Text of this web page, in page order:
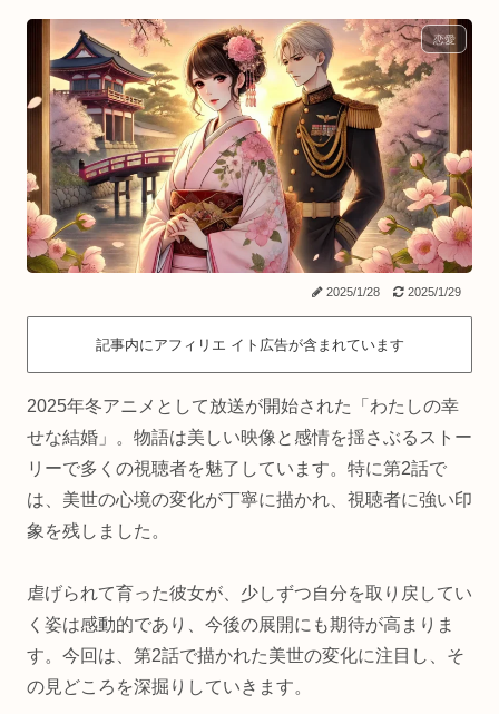
恋愛
2025/1/28 2025/1/29
記事内にアフィリエ イト広告が含まれています
2025年冬アニメとして放送が開始された「わたしの幸
せな結婚」。物語は美しい映像と感情を揺さぶるストー
リーで多くの視聴者を魅了しています。特に第2話で
は、美世の心境の変化が丁寧に描かれ、視聴者に強い印
象を残しました。
虐げられて育った彼女が、少しずつ自分を取り戻してい
く姿は感動的であり、今後の展開にも期待が高まりま
す。今回は、第2話で描かれた美世の変化に注目し、そ
の見どころを深掘りしていきます。